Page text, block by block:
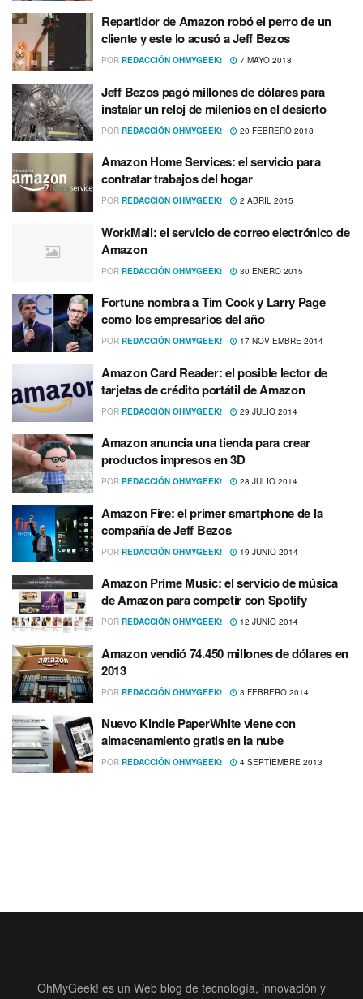
Repartidor de Amazon robó el perro de un
cliente y este lo acusó a Jeff Bezos
POR REDACCIÓN OHMYGEEK! 7 MAYO 2018
Jeff Bezos pagó millones de dólares para
instalar un reloj de milenios en el desierto
POR REDACCIÓN OHMYGEEK! 20 FEBRERO 2018
Amazon Home Services: el servicio para
contratar trabajos del hogar
POR REDACCIÓN OHMYGEEK! 2 ABRIL 2015
WorkMail: el servicio de correo electrónico de
Amazon
POR REDACCIÓN OHMYGEEK! 30 ENERO 2015
Fortune nombra a Tim Cook y Larry Page
como los empresarios del año
POR REDACCIÓN OHMYGEEK! 17 NOVIEMBRE 2014
Amazon Card Reader: el posible lector de
tarjetas de crédito portátil de Amazon
POR REDACCIÓN OHMYGEEK! 29 JULIO 2014
Amazon anuncia una tienda para crear
productos impresos en 3D
POR REDACCIÓN OHMYGEEK! 28 JULIO 2014
Amazon Fire: el primer smartphone de la
compañí­a de Jeff Bezos
POR REDACCIÓN OHMYGEEK! 19 JUNIO 2014
Amazon Prime Music: el servicio de música
de Amazon para competir con Spotify
POR REDACCIÓN OHMYGEEK! 12 JUNIO 2014
Amazon vendió 74.450 millones de dólares en
2013
POR REDACCIÓN OHMYGEEK! 3 FEBRERO 2014
Nuevo Kindle PaperWhite viene con
almacenamiento gratis en la nube
POR REDACCIÓN OHMYGEEK! 4 SEPTIEMBRE 2013
OhMyGeek! es un Web blog de tecnología, innovación y